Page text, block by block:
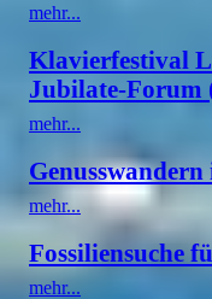
mehr...
Klavierfestival
Jubilate-Forum
mehr...
mehr...
Fossiliensuche
mehr...